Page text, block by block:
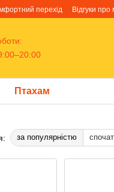
перехід
Відгуки про
Птахам
за популярністю